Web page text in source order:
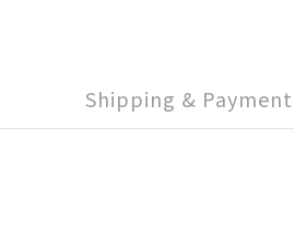
Shipping & Payment